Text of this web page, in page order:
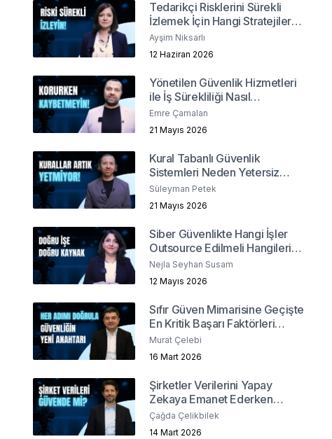
Tedarikçi Risklerini Sürekli
İzlemek İçin Hangi Stratejiler
İzlenmeli?
Ayşim Niksarlı
12 Haziran 2026
Yönetilen Güvenlik Hizmetleri
ile İş Sürekliliği Nasıl
Sağlanabilir?
Emre Çamalan
21 Mayıs 2026
Kural Tabanlı Güvenlik
Sistemleri Neden Yetersiz
Kalıyor?
Süleyman Petek
21 Mayıs 2026
Siber Güvenlikte Hangi İşler
Outsource Edilmeli Hangileri
İçeride Kalmalı?
Nejla Seyhan Susam
12 Mayıs 2026
Sıfır Güven Mimarisine Geçişte
En Kritik Başarı Faktörleri
Nelerdir?
Murat Çelebi
16 Mart 2026
Şirketler Verilerini Yapay
Zekaya Emanet Ederken
Güvenlik ve Etik Sınırlarını Nasıl
Belirler?
Çağda Çelikbilek
14 Mart 2026